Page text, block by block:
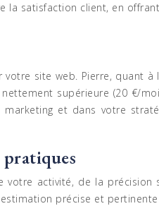
la satisfaction client, en
site web. Pierre, quant
supérieure (20 €/
et dans votre
activité, de la
précise et